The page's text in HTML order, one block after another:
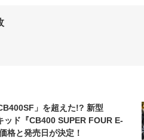
」を超えた!? 新型
ッド『CB400 SUPER FOUR E-
格と発売日が決定！